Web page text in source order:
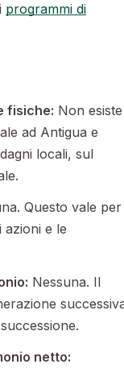
programmi di
fisiche: Non esiste
ad Antigua e
locali, sul
Questo vale per
azioni e le
Nessuna. Il
netto: